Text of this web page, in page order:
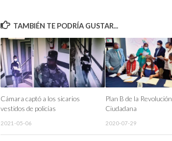
TAMBIÉN TE PODRÍA GUSTAR...
Cámara captó a los sicarios
vestidos de policías
2021-05-06
Plan B de la Revolución
Ciudadana
2020-07-29